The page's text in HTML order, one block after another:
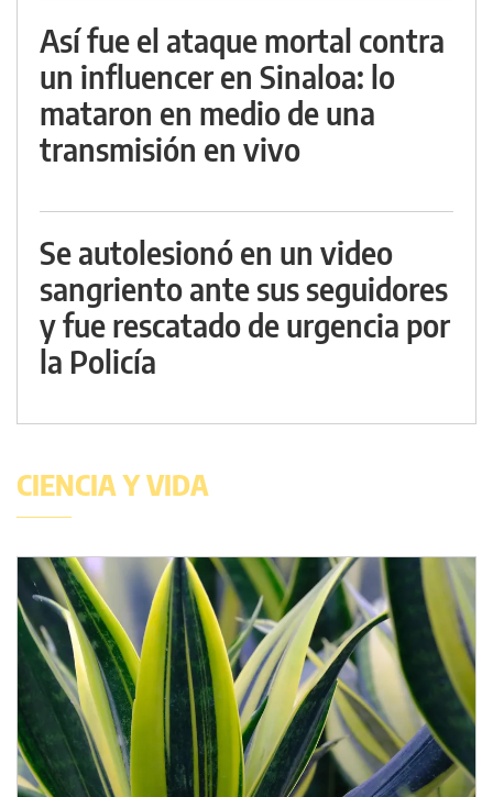
Así fue el ataque mortal contra
un influencer en Sinaloa: lo
mataron en medio de una
transmisión en vivo
Se autolesionó en un video
sangriento ante sus seguidores
y fue rescatado de urgencia por
la Policía
CIENCIA Y VIDA